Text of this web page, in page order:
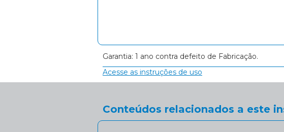
Garantia: 1 ano contra defeito de Fabricação.
Acesse as instruções de uso
Conteúdos relacionados a este